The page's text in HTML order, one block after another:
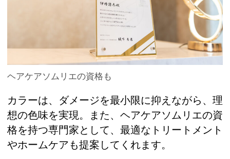
ヘアケアソムリエの資格も
カラーは、ダメージを最小限に抑えながら、理
想の色味を実現。また、ヘアケアソムリエの資
格を持つ専門家として、最適なトリートメント
やホームケアも提案してくれます。